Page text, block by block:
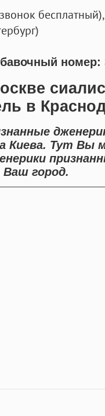
бесплатный),
номер:
в
Киева. Тут Вы
Ваш город.